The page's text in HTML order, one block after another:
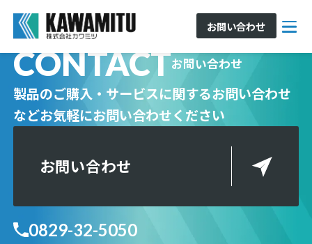
お問い合わせ
CONTACTお問い合わせ
製品のご購入・サービスに関するお問い合わせ
などお気軽にお問い合わせください
お問い合わせ
0829-32-5050